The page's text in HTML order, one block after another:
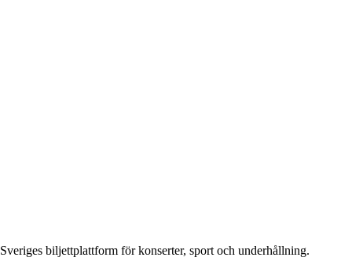
Sveriges biljettplattform för konserter, sport och underhållning.